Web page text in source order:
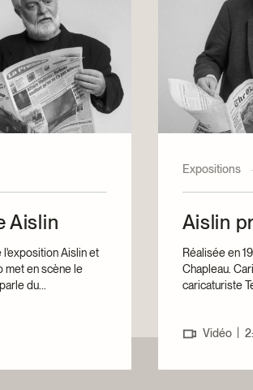
Aislin
l'exposition Aislin et
met en scène le
du...
Expositions
Aislin
Réalisée en
Chapleau.
caricaturiste
Vidéo